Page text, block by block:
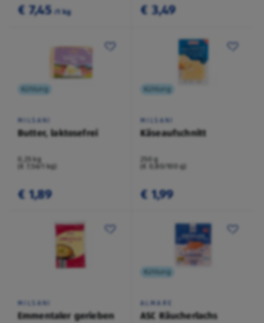
€ 7,45 /1 kg € 3,49
Kühlung
MILSANI
Butter, laktosefrei
0,25 kg
(€ 7,56/1 kg)
€ 1,89
Kühlung
MILSANI
Käseaufschnitt
250 g
(€ 0,80/100 g)
€ 1,99
MILSANI
Emmentaler gerieben
Kühlung
ALMARE
ASC Räucherlachs